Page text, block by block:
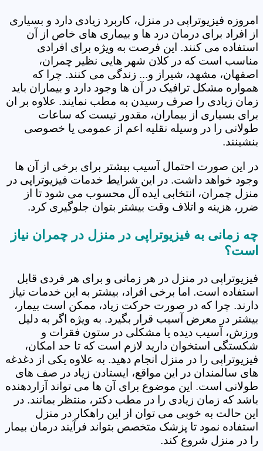
امروزه فیزیوتراپی در منزل، کاربرد زیادی دارد و بسیاری
از افراد برای درمان درد ها و بیماری های خاص از آن
استفاده می کنند. این فرصت به ویژه برای افرادی
مناسب است که در کلان شهر هایی نظیر چمران،
اصفهان، مشهد، شیراز و... زندگی می کنند. چرا که
همواره مشکل ترافیک در آن ها وجود دارد و بیماران باید
زمان زیادی را صرف رسیدن به مطب نمایند. علاوه بر ان
برای بسیاری از بیماران، مقدور نیست که ساعات
طولانی را در وسیله نقلیه اعم از عمومی یا خصوصی
بنشینند.
در این صورت احتمال آسیب بیشتر برای برخی از آن ها
وجود خواهد داشت. در این شرایط خدمات فیزیوتراپی در
منزل چمران، انتخابی ایده آل محسوب می شود تا از
ضرر، هزینه و اتلاف وقت بیشتر بتوان جلوگیری کرد.
چه زمانی به فیزیوتراپی در منزل در چمران نیاز
است؟
فیزیوتراپی در منزل در هر زمانی و برای هر فردی قابل
استفاده است. اما برخی افراد، بیشتر به این خدمات نیاز
دارند. چرا که در صورت حرکت زیاد، ممکن است بیمار،
بیشتر در معرض آسیب قرار بگیرد. به ویژه اگر به دلیل
ورزش، آسیب دیده یا مشکلی در ستون فقرات و
شکستگی استخوان دارید لازم است که تا حد امکان،
فیزیوتراپی را در منزل انجام دهید. به علاوه یکی از دغدغه
های سالمندان در این مواقع، ایستادن زیاد در صف های
طولانی است. این موضوع برای آن ها می تواند آزاردهنده
باشد که زمان زیادی را در مطب دکتر، منتظر بمانند. در
این حالت به خوبی می توان از این راهکار در منزل
استفاده نمود تا پزشک متخصص بتواند فرآیند درمان بیمار
را در منزل شروع کند.